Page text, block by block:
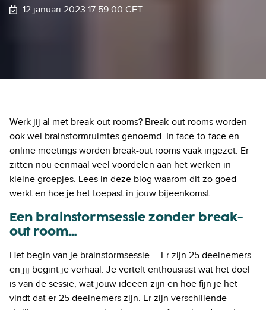
12 januari 2023 17:59:00 CET
Werk jij al met break-out rooms? Break-out rooms worden
ook wel brainstormruimtes genoemd. In face-to-face en
online meetings worden break-out rooms vaak ingezet. Er
zitten nou eenmaal veel voordelen aan het werken in
kleine groepjes. Lees in deze blog waarom dit zo goed
werkt en hoe je het toepast in jouw bijeenkomst.
Een brainstormsessie zonder break-
out room…
Het begin van je brainstormsessie…. Er zijn 25 deelnemers
en jij begint je verhaal. Je vertelt enthousiast wat het doel
is van de sessie, wat jouw ideeën zijn en hoe fijn je het
vindt dat er 25 deelnemers zijn. Er zijn verschillende